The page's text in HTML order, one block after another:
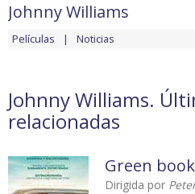
Johnny Williams
Películas Noticias
Johnny Williams.
relacionadas
Green book
Dirigida por